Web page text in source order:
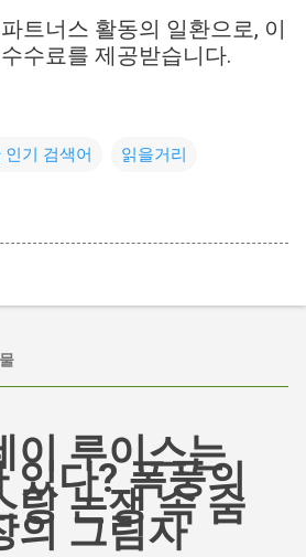
트너스 활동의 일환으로, 이
수료를 제공받습니다.
인기 검색어 읽을거리
이 루이스는
있다? 폭풍의
팅 논쟁 속 숨
의 그림자